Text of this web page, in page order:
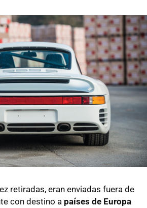
retiradas, eran enviadas fuera de
con destino a países de Europa